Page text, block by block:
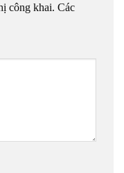
công khai. Các